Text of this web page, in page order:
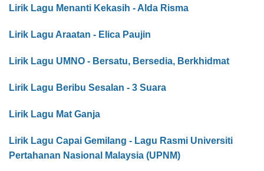
Lirik Lagu Menanti Kekasih - Alda Risma
Lirik Lagu Araatan - Elica Paujin
Lirik Lagu UMNO - Bersatu, Bersedia, Berkhidmat
Lirik Lagu Beribu Sesalan - 3 Suara
Lirik Lagu Mat Ganja
Lirik Lagu Capai Gemilang - Lagu Rasmi Universiti
Pertahanan Nasional Malaysia (UPNM)